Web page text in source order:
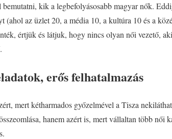
kik a legbefolyásosabb magyar nők.
(ahol az üzlet 20, a média 10, a kultúra 10 és a
értjük és látjuk, hogy nincs olyan női vezető,
erős felhatalmazás
mert kétharmados győzelmével a Tisza
hanem azért is, mert vállaltan több női